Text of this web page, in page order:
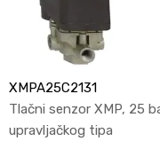
XMPA25C2131
Tlačni senzor XMP, 25
upravljačkog tipa